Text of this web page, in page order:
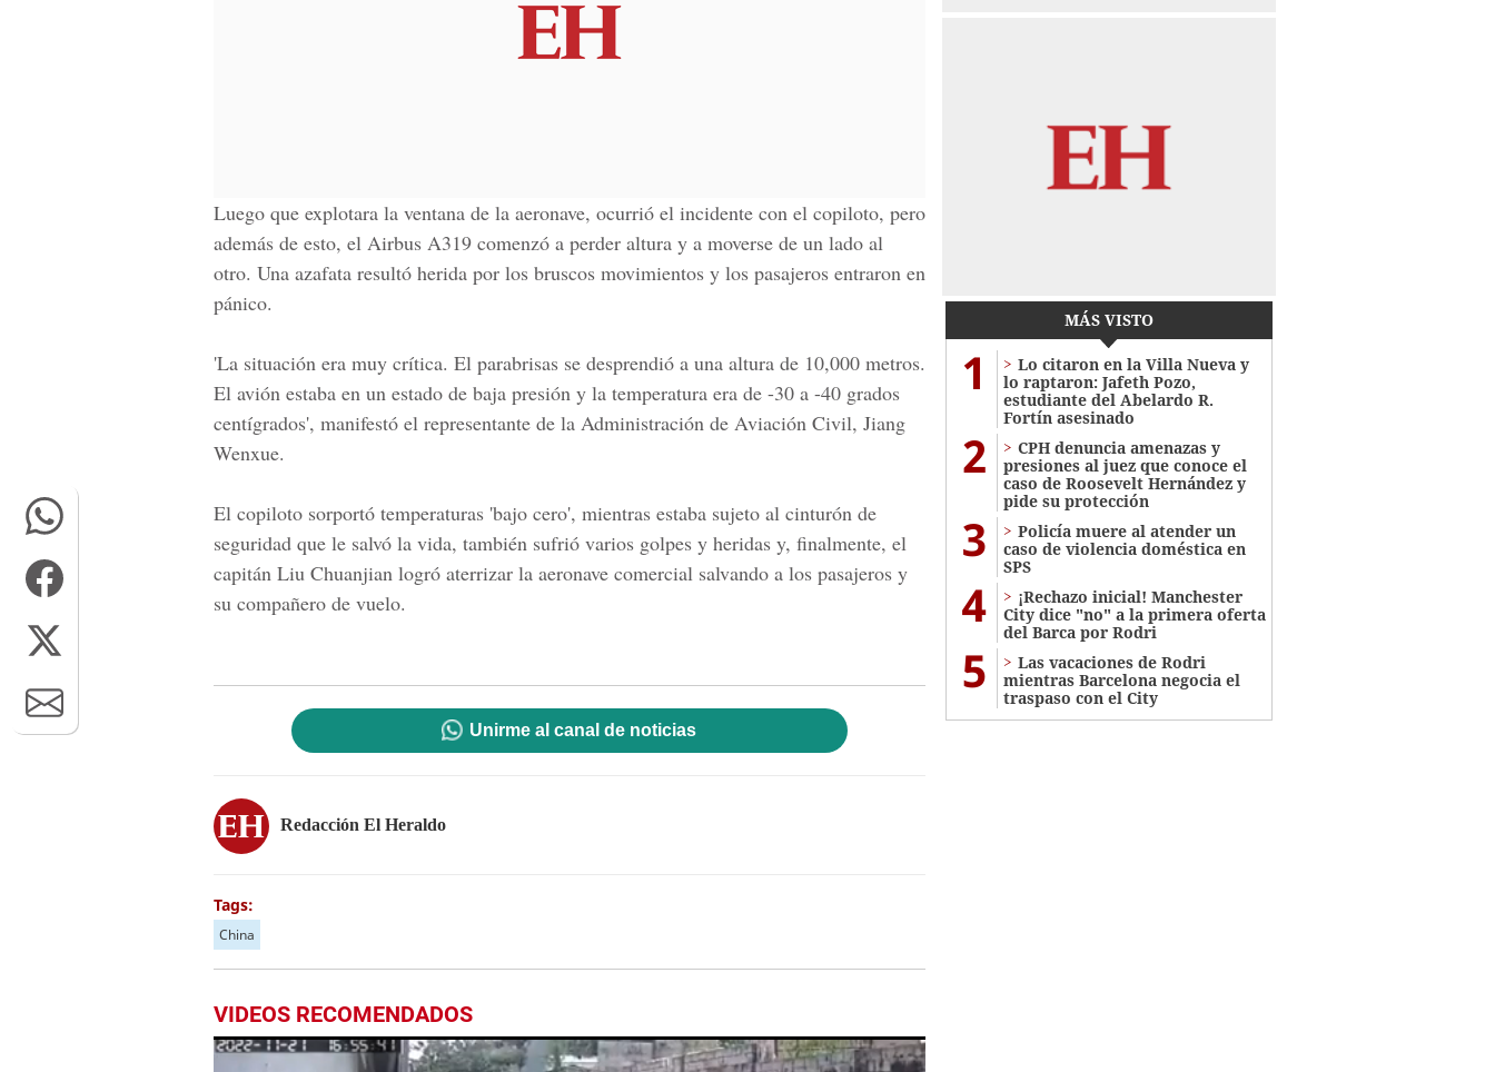
Luego que explotara la ventana de la aeronave, ocurrió el incidente con el copiloto, pero
además de esto, el Airbus A319 comenzó a perder altura y a moverse de un lado al
otro. Una azafata resultó herida por los bruscos movimientos y los pasajeros entraron en
pánico.
'La situación era muy crítica. El parabrisas se desprendió a una altura de 10,000 metros.
El avión estaba en un estado de baja presión y la temperatura era de -30 a -40 grados
centígrados', manifestó el representante de la Administración de Aviación Civil, Jiang
Wenxue.
El copiloto sorportó temperaturas 'bajo cero', mientras estaba sujeto al cinturón de
seguridad que le salvó la vida, también sufrió varios golpes y heridas y, finalmente, el
capitán Liu Chuanjian logró aterrizar la aeronave comercial salvando a los pasajeros y
su compañero de vuelo.
Unirme al canal de noticias
Redacción El Heraldo
Tags:
China
VIDEOS RECOMENDADOS
MÁS VISTO
1
Lo citaron en la Villa Nueva y
lo raptaron: Jafeth Pozo,
estudiante del Abelardo R.
Fortín asesinado
2
CPH denuncia amenazas y
presiones al juez que conoce el
caso de Roosevelt Hernández y
pide su protección
3
Policía muere al atender un
caso de violencia doméstica en
SPS
4
¡Rechazo inicial! Manchester
City dice "no" a la primera oferta
del Barca por Rodri
5
Las vacaciones de Rodri
mientras Barcelona negocia el
traspaso con el City